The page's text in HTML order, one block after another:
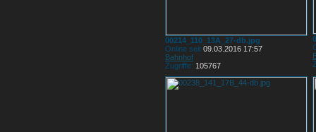
00214_110_13A_27-db.jpg
Online seit 09.03.2016 17:57
Bahnhof
Zugriffe: 105767